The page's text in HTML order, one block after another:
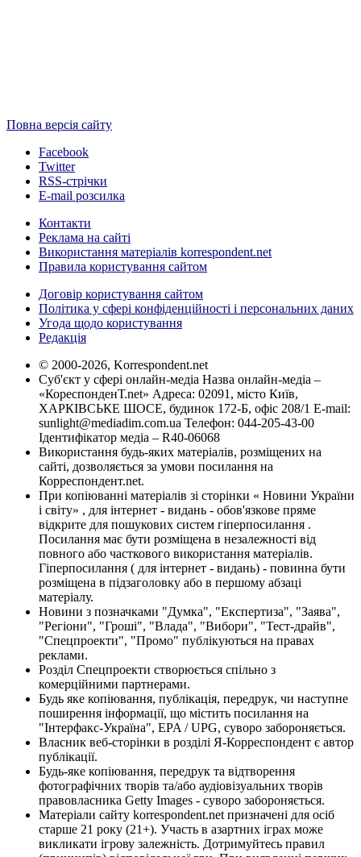
Повна версія сайту
Facebook
Twitter
RSS-стрічки
E-mail розсилка
Контакти
Реклама на сайті
Використання матеріалів korrespondent.net
Правила користування сайтом
Договір користування сайтом
Політика у сфері конфіденційності і персональних даних
Угода щодо користування
Редакція
© 2000-2026, Korrespondent.net
Суб'єкт у сфері онлайн-медіа Назва онлайн-медіа –
«КореспонденТ.net» Адреса: 02091, місто Київ,
ХАРКІВСЬКЕ ШОСЕ, будинок 172-Б, офіс 208/1 E-mail:
sunlight@mediadim.com.ua Телефон: 044-205-43-00
Ідентифікатор медіа – R40-06068
Використання будь-яких матеріалів, розміщених на
сайті, дозволяється за умови посилання на
Корреспондент.net.
При копіюванні матеріалів зі сторінки « Новини України
і світу» , для інтернет - видань - обов'язкове пряме
відкрите для пошукових систем гіперпосилання .
Посилання має бути розміщена в незалежності від
повного або часткового використання матеріалів.
Гіперпосилання ( для інтернет - видань) - повинна бути
розміщена в підзаголовку або в першому абзаці
матеріалу.
Новини з позначками "Думка", "Експертиза", "Заява",
"Регіони", "Гроші", "Влада", "Вибори", "Тест-драйв",
"Спецпроекти", "Промо" публікуються на правах
реклами.
Розділ Спецпроекти створюється спільно з
комерційними партнерами.
Будь яке копіювання, публікація, передрук, чи наступне
поширення інформації, що містить посилання на
"Інтерфакс-Україна", EPA / UPG, суворо забороняється.
Власник веб-сторінки в розділі Я-Корреспондент є автор
публікації.
Будь-яке копіювання, передрук та відтворення
фотографічних творів та/або аудіовізуальних творів
правовласника Getty Images - суворо забороняється.
Матеріали сайту korrespondent.net призначені для осіб
старше 21 року (21+). Участь в азартних іграх може
викликати ігрову залежність. Дотримуйтесь правил